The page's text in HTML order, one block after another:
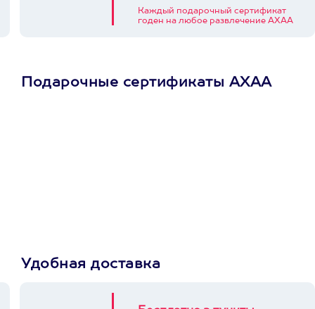
Каждый подарочный сертификат
годен на любое развлечение АХАА
Подарочные сертификаты АХАА
Удобная доставка